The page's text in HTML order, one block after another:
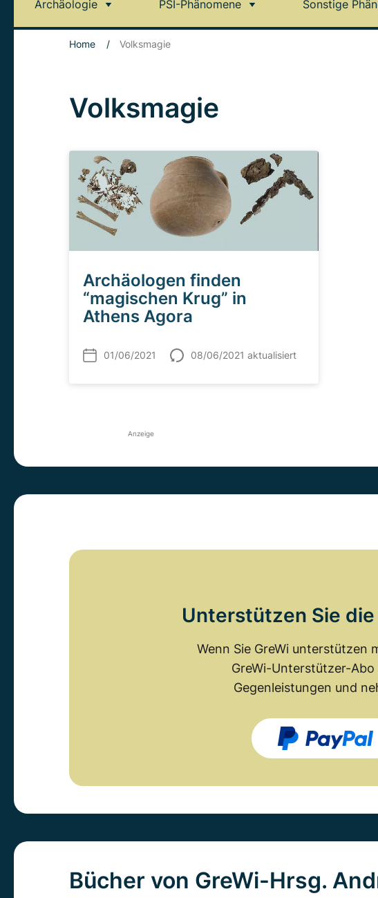
Archäologie PSI-Phänomene Sonstige
Home / Volksmagie
Volksmagie
Archäologen finden
“magischen Krug” in
Athens Agora
01/06/2021 08/06/2021 aktualisiert
Anzeige
Unterstützen Sie
Wenn Sie GreWi unterstützen
GreWi-Unterstützer-
Gegenleistungen und
Bücher von GreWi-Hrsg.